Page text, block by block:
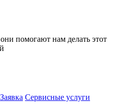
помогают нам делать этот
Заявка Сервисные услуги